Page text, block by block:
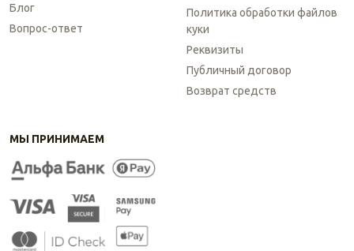
Блог
Вопрос-ответ
Политика обработки файлов
куки
Реквизиты
Публичный договор
Возврат средств
МЫ ПРИНИМАЕМ